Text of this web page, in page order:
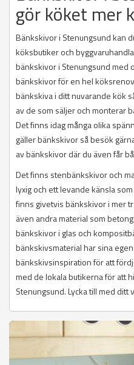
gör köket mer
Bänkskivor i Stenungsund kan
köksbutiker och
bänkskivor i Stenungsund med
bänkskivor för en hel
bänkskiva i ditt nuvarande kök
av de som säljer och monterar
Det finns idag många olika
gäller bänkskivor så besök
av bänkskivor där du även får
Det finns stenbänkskivor och
lyxig och ett levande känsla
finns givetvis bänkskivor i mer
även andra material som
bänkskivor i glas och
bänkskivsmaterial har sina
bänkskivsinspiration för att
med de lokala butikerna för att
Stenungsund. Lycka till med ditt